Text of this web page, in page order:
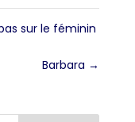
sur le féminin
Barbara →